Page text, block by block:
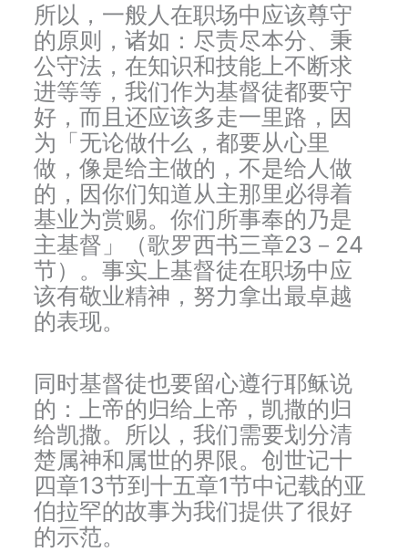
所以，一般人在职场中应该尊守
的原则，诸如：尽责尽本分、秉
公守法，在知识和技能上不断求
进等等，我们作为基督徒都要守
好，而且还应该多走一里路，因
为「无论做什么，都要从心里
做，像是给主做的，不是给人做
的，因你们知道从主那里必得着
基业为赏赐。你们所事奉的乃是
主基督」（歌罗西书三章23－24
节）。事实上基督徒在职场中应
该有敬业精神，努力拿出最卓越
的表现。
同时基督徒也要留心遵行耶稣说
的：上帝的归给上帝，凯撒的归
给凯撒。所以，我们需要划分清
楚属神和属世的界限。创世记十
四章13节到十五章1节中记载的亚
伯拉罕的故事为我们提供了很好
的示范。